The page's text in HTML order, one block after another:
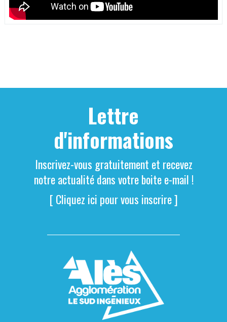
Lettre
d'informations
Inscrivez-vous gratuitement et recevez
notre actualité dans votre boite e-mail !
[ Cliquez ici pour vous inscrire ]